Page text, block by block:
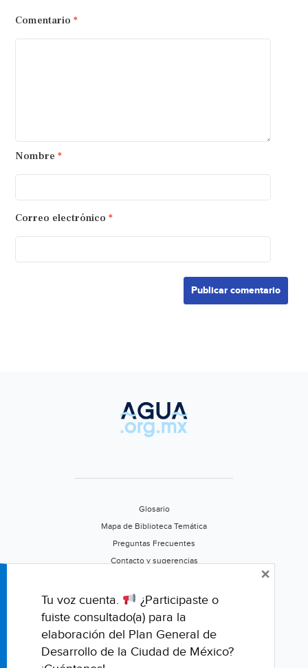
Comentario *
Nombre *
Correo electrónico *
Glosario
Mapa de Biblioteca Temática
Preguntas Frecuentes
Contacto y sugerencias
Califica este portal
Tu voz cuenta.
¿Participaste o
fuiste consultado(a) para la
elaboración del Plan General de
Desarrollo de la Ciudad de México?
×